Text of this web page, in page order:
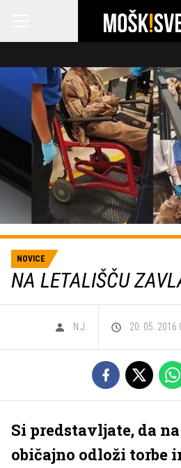
NOVICE
NA LETALIŠČU
N.J. 20. 05. 2016
Si predstavljate, da
običajno odloži torbe